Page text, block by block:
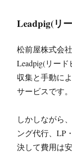
Leadpig(リ
松前屋株式会
Leadpig(リー
収集と手動に
サービスです。
しかしながら
ング代行、LP
決して費用は